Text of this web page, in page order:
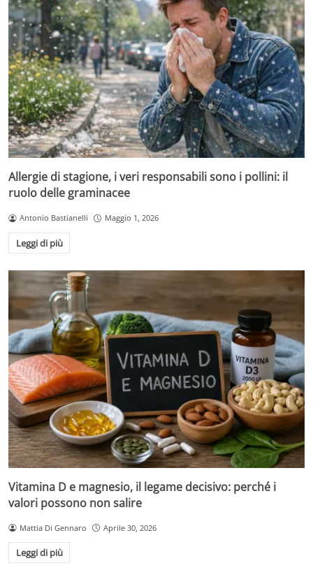
Allergie di stagione, i veri responsabili sono i pollini: il
ruolo delle graminacee
Antonio Bastianelli Maggio 1, 2026
Leggi di più
Vitamina D e magnesio, il legame decisivo: perché i
valori possono non salire
Mattia Di Gennaro Aprile 30, 2026
Leggi di più